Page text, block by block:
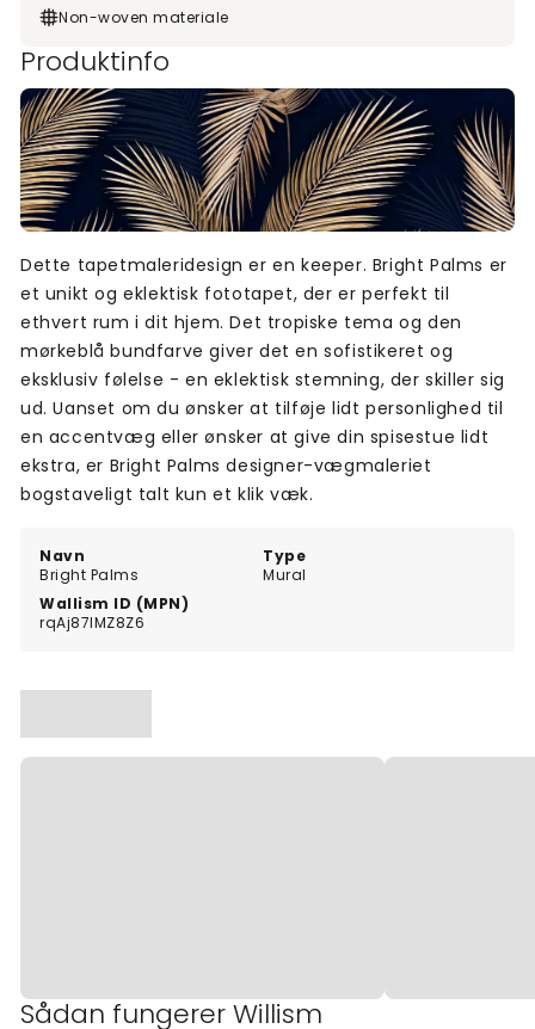
Non-woven materiale
Produktinfo
Navn
Bright Palms
Type
Mural
Wallism ID (MPN)
rqAj87lMZ8Z6
Dette tapetmaleridesign er en keeper. Bright Palms er
et unikt og eklektisk fototapet, der er perfekt til
ethvert rum i dit hjem. Det tropiske tema og den
mørkeblå bundfarve giver det en sofistikeret og
eksklusiv følelse - en eklektisk stemning, der skiller sig
ud. Uanset om du ønsker at tilføje lidt personlighed til
en accentvæg eller ønsker at give din spisestue lidt
ekstra, er Bright Palms designer-vægmaleriet
bogstaveligt talt kun et klik væk.
Sådan fungerer Willism